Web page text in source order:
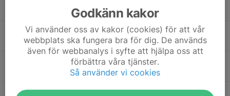
18:00
Torsdag 18:00
Godkänn kakor
Vi använder oss av kakor (cookies) för att vår
webbplats ska fungera bra för dig. De används
även för webbanalys i syfte att hjälpa oss att
förbättra våra tjänster.
Så använder vi cookies